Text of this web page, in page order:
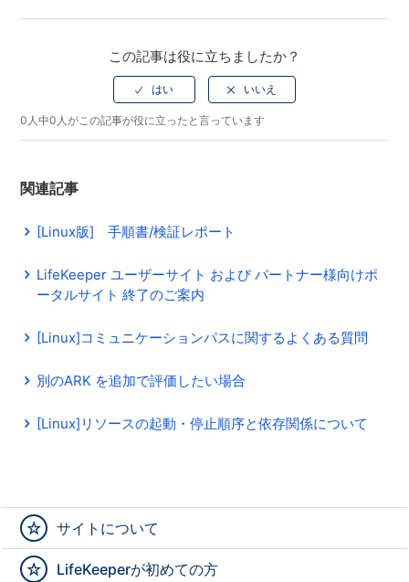
サイトについて
LifeKeeperが初めての方
この記事は役に立ちましたか？
0人中0人がこの記事が役に立ったと言っています
関連記事
[Linux版] 手順書/検証レポート
LifeKeeper ユーザーサイト および パートナー様向けポ
ータルサイト 終了のご案内
[Linux]コミュニケーションパスに関するよくある質問
別のARK を追加で評価したい場合
[Linux]リソースの起動・停止順序と依存関係について